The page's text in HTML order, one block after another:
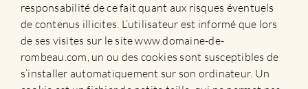
responsabilité de ce fait quant aux risques éventuels
de contenus illicites. L’utilisateur est informé que lors
de ses visites sur le site www.domaine-de-
rombeau.com, un ou des cookies sont susceptibles de
s’installer automatiquement sur son ordinateur. Un